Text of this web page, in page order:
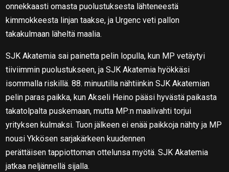
onnekkaasti omasta puolustuksesta lähteneestä
kimmokkeesta linjan taakse, ja Urgenc veti pallon
takakulmaan läheltä maalia.
SJK Akatemia sai painetta pelin lopulla, kun MP vetäytyi
tiiviimmin puolustukseen, ja SJK Akatemia hyökkäsi
isommalla riskillä. 88. minuutilla nähtiinkin SJK Akatemian
pelin paras paikka, kun Akseli Heino pääsi hyvästä paikasta
takatolpalta puskemaan, mutta MP:n maalivahti torjui
yrityksen kulmaksi. Tuon jälkeen ei enää paikkoja nähty ja MP
nousi Ykkösen sarjakärkeen kuudennen
perättäisen tappiottoman ottelunsa myötä. SJK Akatemia
jatkaa neljännellä sijalla.